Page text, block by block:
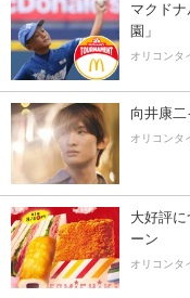
マクド
園」
オリコンタ
向井康二
オリコンタ
大好評
ーン
オリコンタ